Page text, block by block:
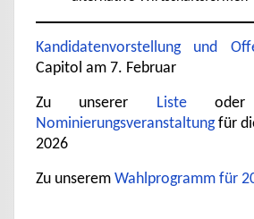
Kandidatenvorstellung und
Capitol am 7. Februar
Zu unserer Listeoder
Nominierungsveranstaltungfür
2026
Zu unserem Wahlprogramm für